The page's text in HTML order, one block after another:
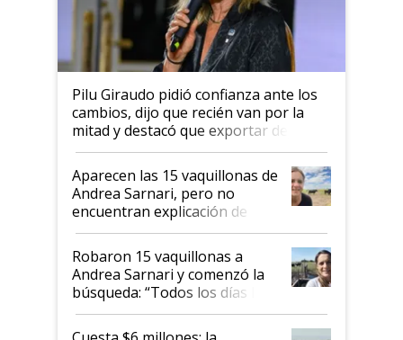
Pilu Giraudo pidió confianza ante los
cambios, dijo que recién van por la
mitad y destacó que exportar dejó de
ser "para unos pocos": "Tenemos un
mandato muy claro del gobierno
nacional"
Aparecen las 15 vaquillonas de
Andrea Sarnari, pero no
encuentran explicación de
cómo llegaron allí
Robaron 15 vaquillonas a
Andrea Sarnari y comenzó la
búsqueda: “Todos los días le
toca a algún productor”